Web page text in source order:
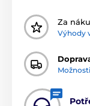
Za
Výhody